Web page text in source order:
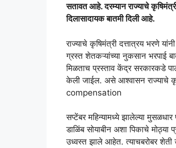
सतावत आहे. दरम्यान राज्याचे
दिलासादायक बातमी दिली आहे.
राज्याचे कृषिमंत्री दत्तात्रय भरणे
ग्रस्त शेतकऱ्यांच्या नुकसान भरपाई
मिळताच प्रस्ताव केंद्र सरकारकडे
केली जाईल. असे आश्वासन राज्याचे
compensation
सप्टेंबर महिन्यामध्ये झालेल्या
डाळिंब सोयाबीन अशा पिकाचे
उध्वस्त झाले आहेत. त्याचबरोबर शेती